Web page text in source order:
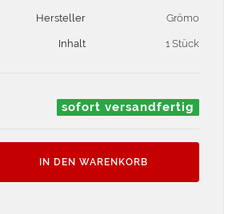
Hersteller Grömo
Inhalt 1 Stück
sofort versandfertig
IN DEN WARENKORB